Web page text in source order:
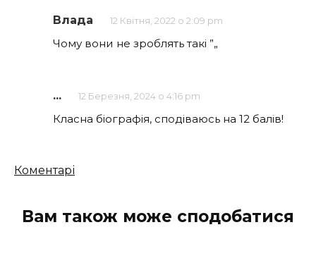
Влада 12 Квітня, 2022 о 2:09 pm
Чому вони не зроблять такі ”„
... 12 Березня, 2024 о 4:16 pm
Класна біографія, сподіваюсь на 12 балів!
Кількість
Коментарі
Вам також може сподобатися